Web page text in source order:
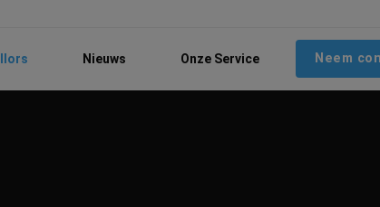
Nieuws Onze Service Neem